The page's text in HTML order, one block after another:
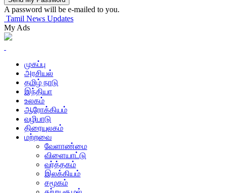
A password will be e-mailed to you.
Tamil News Updates
My Ads
முகப்பு
அரசியல்
தமிழ் நாடு
இந்தியா
உலகம்
ஆரோக்கியம்
வழிபாடு
திரையுலகம்
மற்றவை
வேளாண்மை
விளையாட்டு
வர்த்தகம்
இலக்கியம்
சமூகம்